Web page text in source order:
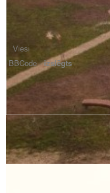
BBCode -izslēgts